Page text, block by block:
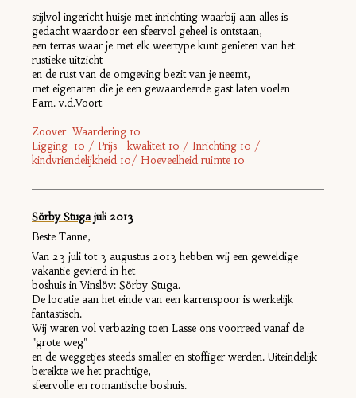
stijlvol ingericht huisje met inrichting waarbij aan alles is
gedacht waardoor een sfeervol geheel is ontstaan,
een terras waar je met elk weertype kunt genieten van het
rustieke uitzicht
en de rust van de omgeving bezit van je neemt,
met eigenaren die je een gewaardeerde gast laten voelen
Fam. v.d.Voort
Zoover Waardering 10
Ligging 10 / Prijs - kwaliteit 10 / Inrichting 10 /
kindvriendelijkheid 10/ Hoeveelheid ruimte 10
Sörby Stugajuli 2013
Beste Tanne,
Van 23 juli tot 3 augustus 2013 hebben wij een geweldige
vakantie gevierd in het
boshuis in Vinslöv: Sörby Stuga.
De locatie aan het einde van een karrenspoor is werkelijk
fantastisch.
Wij waren vol verbazing toen Lasse ons voorreed vanaf de
"grote weg"
en de weggetjes steeds smaller en stoffiger werden. Uiteindelijk
bereikte we het prachtige,
sfeervolle en romantische boshuis.